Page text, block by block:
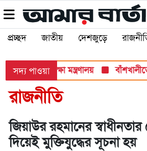
প্রচ্ছদ জাতীয় দেশজুড়ে
সদ্য পাওয়া
পরীক্ষায়: শিক্ষা মন্ত্রণালয় বাঁশখালীতে
রাজনীতি
জিয়াউর রহমানের
দিয়েই মুক্তিযুদ্ধের সূচনা হয়